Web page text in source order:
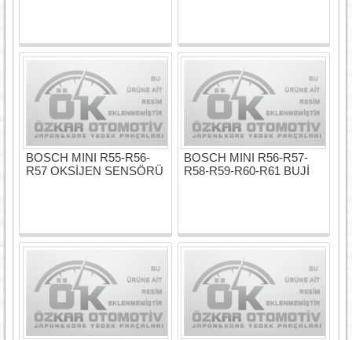
BOSCH MINI R55-R56-
R57 OKSİJEN SENSÖRÜ
BOSCH MINI R56-R57-
R58-R59-R60-R61 BUJİ